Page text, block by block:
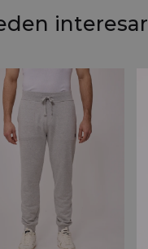
interesar